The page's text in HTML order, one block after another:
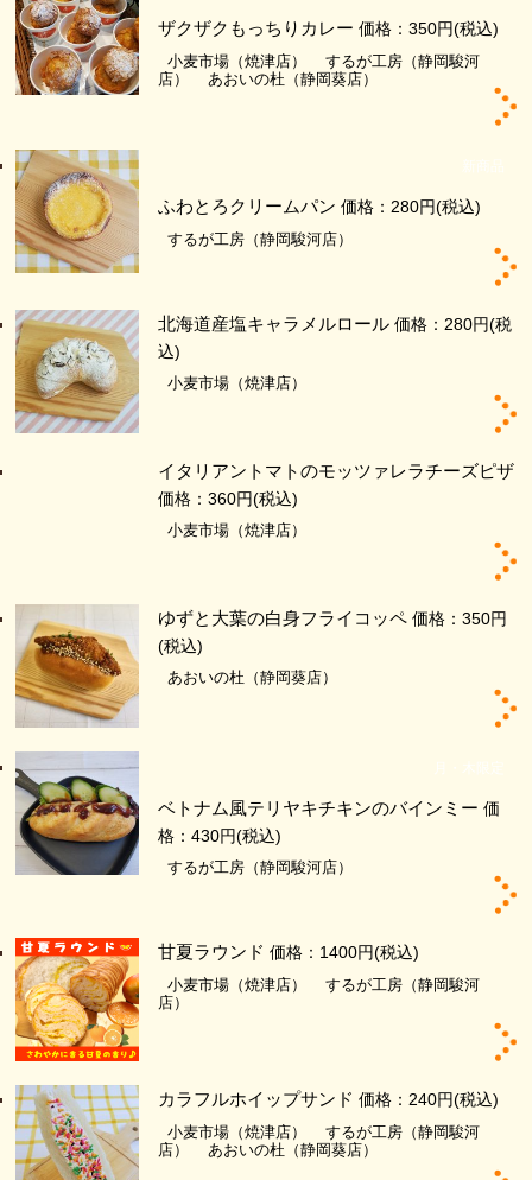
ザクザクもっちりカレー 価格：350円(税込)
小麦市場（焼津店）
するが工房（静岡駿河
店）
あおいの杜（静岡葵店）
ふわとろクリームパン 価格：280円(税込)
するが工房（静岡駿河店）
北海道産塩キャラメルロール 価格：280円(税
込)
小麦市場（焼津店）
イタリアントマトのモッツァレラチーズピザ
価格：360円(税込)
小麦市場（焼津店）
ゆずと大葉の白身フライコッペ 価格：350円
(税込)
あおいの杜（静岡葵店）
ベトナム風テリヤキチキンのバインミー 価
格：430円(税込)
するが工房（静岡駿河店）
甘夏ラウンド 価格：1400円(税込)
小麦市場（焼津店）
するが工房（静岡駿河
店）
カラフルホイップサンド 価格：240円(税込)
小麦市場（焼津店）
するが工房（静岡駿河
店）
あおいの杜（静岡葵店）